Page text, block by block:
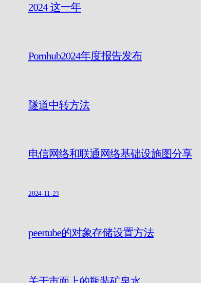
2024 这一年
Pornhub2024年度报告发布
隧道中转方法
电信网络和联通网络基础设施图分享
2024-11-23
peertube的对象存储设置方法